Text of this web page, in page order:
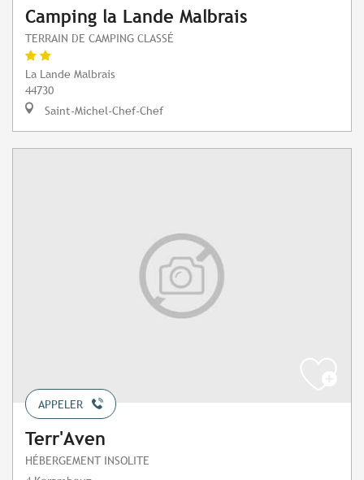
Camping la Lande Malbrais
TERRAIN DE CAMPING CLASSÉ
La Lande Malbrais
44730
Saint-Michel-Chef-Chef
APPELER
Terr'Aven
HÉBERGEMENT INSOLITE